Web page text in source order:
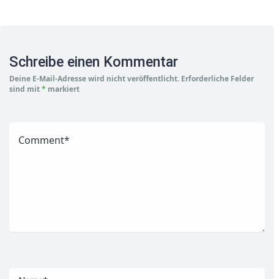
Schreibe einen Kommentar
Deine E-Mail-Adresse wird nicht veröffentlicht. Erforderliche Felder
sind mit* markiert